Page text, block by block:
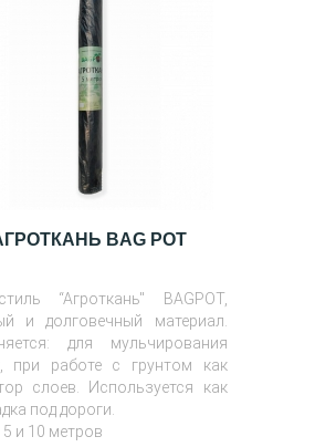
BAG POT
“Агроткань" BAGPOT,
и долговечный материал.
для мульчирования
при работе с грунтом как
слоев. Используется как
под дороги.
5 и 10 метров